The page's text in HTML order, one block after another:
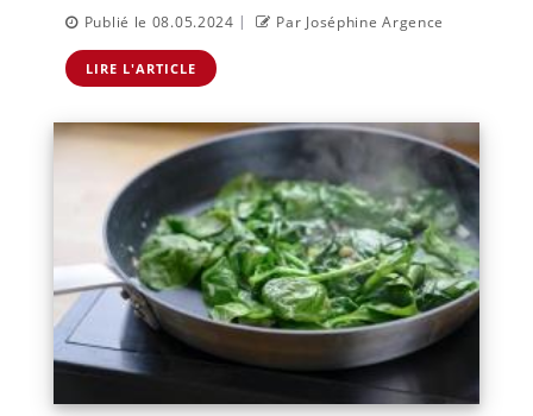
Publié le 08.05.2024 | Par Joséphine Argence
LIRE L'ARTICLE